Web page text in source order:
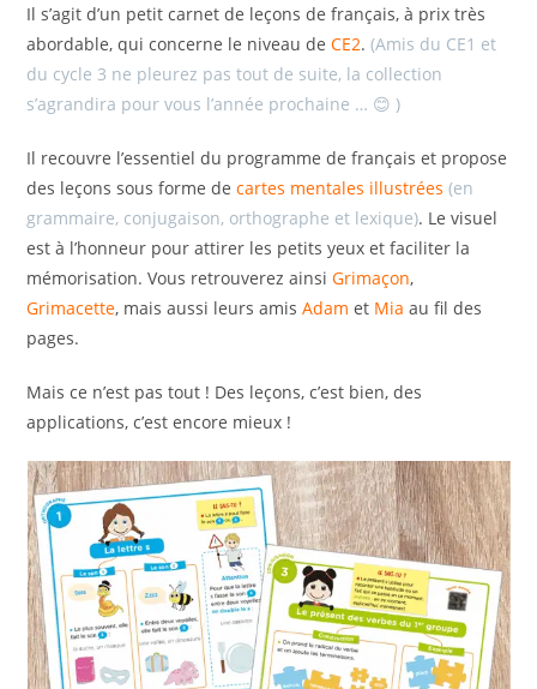
Il s’agit d’un petit carnet de leçons de français, à prix très
abordable, qui concerne le niveau deCE2.(Amis du CE1 et
du cycle 3 ne pleurez pas tout de suite, la collection
s’agrandira pour vous l’année prochaine … 😊 )
Il recouvre l’essentiel du programme de français et propose
des leçons sous forme decartes mentales illustrées (en
grammaire, conjugaison, orthographe et lexique). Le visuel
est à l’honneur pour attirer les petits yeux et faciliter la
mémorisation. Vous retrouverez ainsiGrimaçon,
Grimacette, mais aussi leurs amisAdamet Miaau fil des
pages.
Mais ce n’est pas tout ! Des leçons, c’est bien, des
applications, c’est encore mieux !